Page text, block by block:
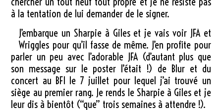
à la tentation de lui demander de le signer.
J’embarque un Sharpie à Giles et je vais voir JFA et
Wriggles pour qu’il fasse de même. J’en profite pour
parler un peu avec l’adorable JFA (d’autant plus que
son message sur le poster l’était !) de Blur et du
concert au BFI le 7 juillet pour lequel j’ai trouvé un
siège au premier rang. Je rends le Sharpie à Giles et je
leur dis à bientôt (“que” trois semaines à attendre !).